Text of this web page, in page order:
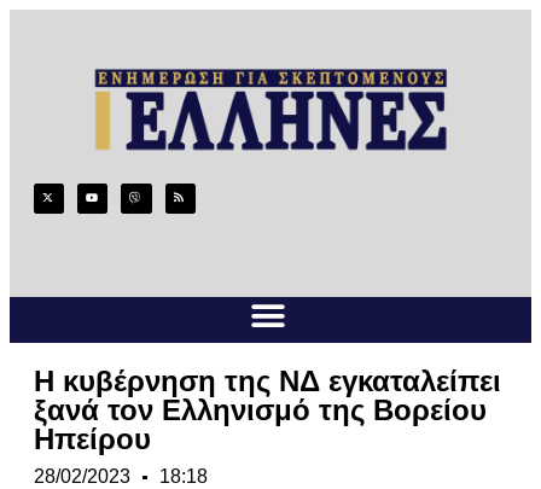
Η κυβέρνηση της ΝΔ εγκαταλείπει
ξανά τον Ελληνισμό της Βορείου
Ηπείρου
28/02/2023 18:18